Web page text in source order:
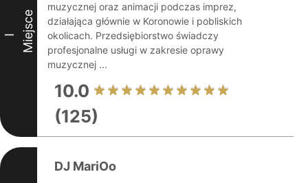
I Miejsce
muzycznej oraz animacji podczas imprez,
działająca głównie w Koronowie i pobliskich
okolicach. Przedsiębiorstwo świadczy
profesjonalne usługi w zakresie oprawy
muzycznej ...
10.0
(125)
DJ MariOo